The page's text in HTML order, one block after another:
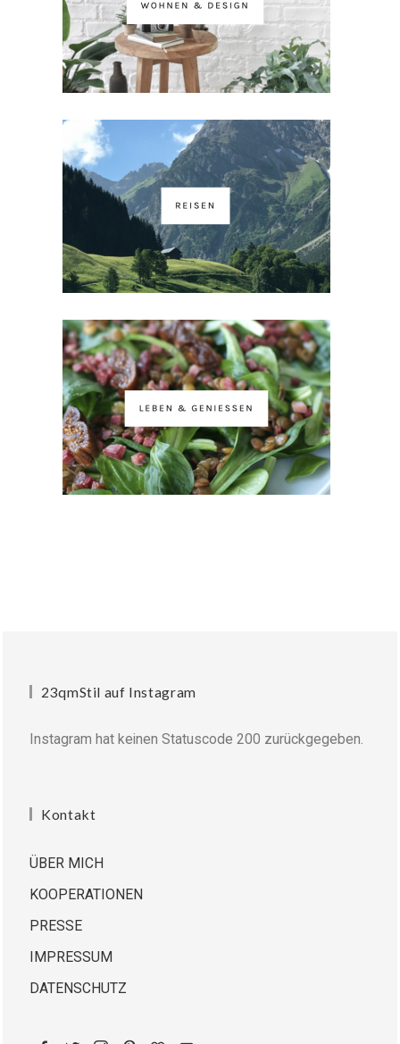
23qmStil auf Instagram
Instagram hat keinen Statuscode 200 zurückgegeben.
Kontakt
ÜBER MICH
KOOPERATIONEN
PRESSE
IMPRESSUM
DATENSCHUTZ